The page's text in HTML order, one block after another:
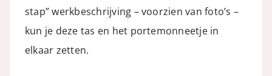
stap” werkbeschrijving – voorzien van foto’s –
kun je deze tas en het portemonneetje in
elkaar zetten.